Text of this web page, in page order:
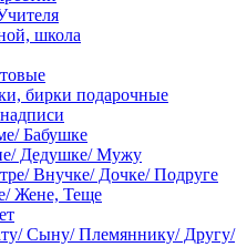
школа
бирки подарочные
Бабушке
Дедушке/ Мужу
Внучке/ Дочке/ Подруге
Жене, Теще
Сыну/ Племяннику/ Другу/